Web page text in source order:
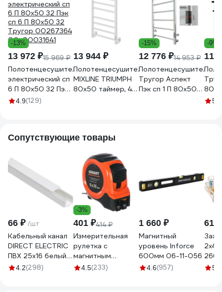
-13%
13 972 ₽15 969 ₽
Полотенцесушитель
электрический сп
6 П 80х50 32 Пэк
сп 6 П 80х50 32
4.9(129)
13 944 ₽
Полотенцесушитель
MIXLINE TRIUMPH
80x50 таймер, 415
-15%
12 776 ₽14 953 ₽
Полотенцесушитель
Тругор Аспект
Пэк сп 1 П 80х50
-9%
11
-
5
Сопутствующие товары
66 ₽ /шт
Кабельный канал
DIRECT ELECTRIC
ПВХ 25x16 белый
DE19722026
4.2(298)
-3%
401 ₽414 ₽
Измерительная
рулетка с
магнитным
крюком, 5x25мм
4.5(233)
1 660 ₽
Магнитный
уровень Inforce
600мм 06-11-056
4.6(957)
61 ₽
5